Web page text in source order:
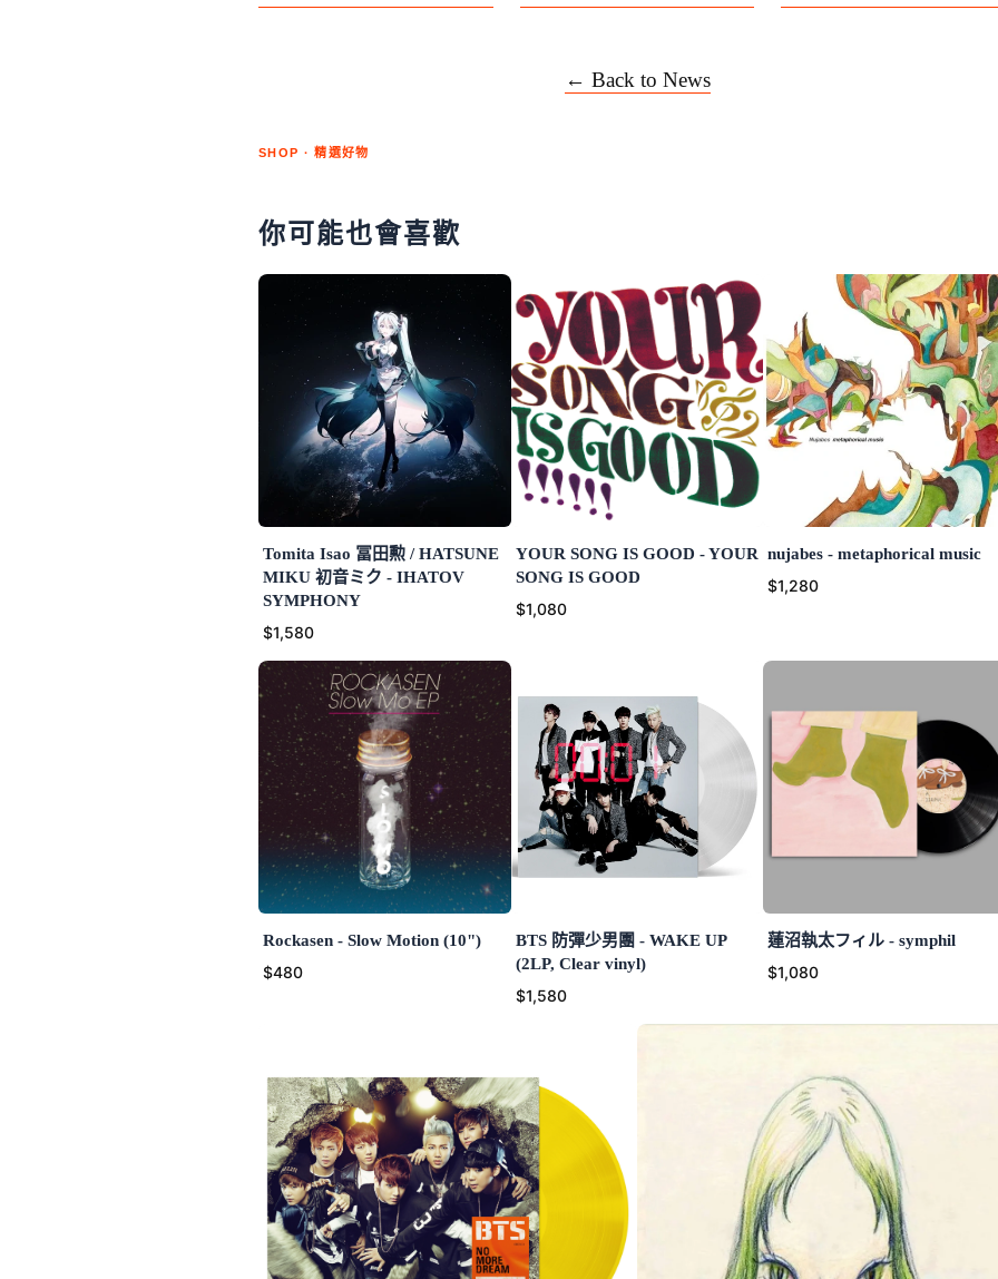
← Back to News
SHOP · 精選好物
你可能也會喜歡
Tomita Isao 冨田勲 / HATSUNE
MIKU 初音ミク - IHATOV
SYMPHONY
$1,580
YOUR SONG IS GOOD - YOUR
SONG IS GOOD
$1,080
nujabes - metaphorical music
$1,280
Rockasen - Slow Motion (10")
$480
BTS 防彈少男團 - WAKE UP
(2LP, Clear vinyl)
$1,580
蓮沼執太フィル - symphil
$1,080